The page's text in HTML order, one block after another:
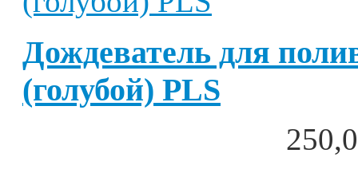
Дождеватель для
(голубой) PLS